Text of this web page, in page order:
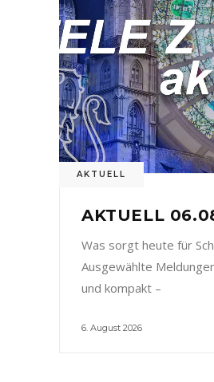
AKTUELL
AKTUELL
Was sorgt heute für
Ausgewählte
und kompakt –
6. August 2026